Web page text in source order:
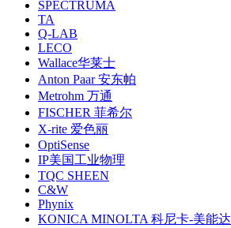
SPECTRUMA
TA
Q-LAB
LECO
Wallace华莱士
Anton Paar 安东帕
Metrohm 万通
FISCHER 菲希尔
X-rite 爱色丽
OptiSense
IP美国工业物理
TQC SHEEN
C&W
Phynix
KONICA MINOLTA 科尼卡-美能达